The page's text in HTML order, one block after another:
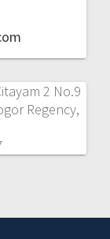
2 No.9
Regency,